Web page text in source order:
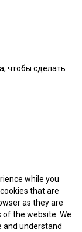
чтобы сделать
while you
that are
as they are
the website. We
and understand